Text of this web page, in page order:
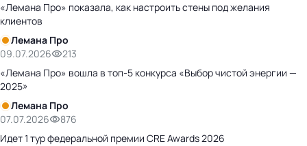
«Лемана Про» показала, как настроить стены под желания
клиентов
Лемана Про
09.07.2026
213
«Лемана Про» вошла в топ-5 конкурса «Выбор чистой энергии —
2025»
Лемана Про
07.07.2026
876
Идет 1 тур федеральной премии CRE Awards 2026